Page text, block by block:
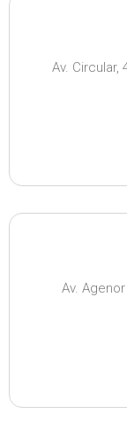
Av. Circular,
Av.